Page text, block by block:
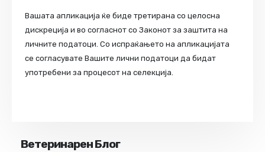
Вашата апликација ќе биде третирана со целосна
дискреција и во согласнот со Законот за заштита на
личните податоци. Со испраќањето на апликацијата
се согласувате Вашите лични податоци да бидат
употребени за процесот на селекција.
Ветеринарен Блог